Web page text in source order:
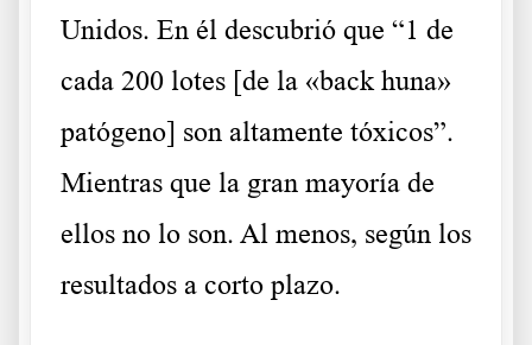
Unidos. En él descubrió que “1 de
cada 200 lotes [de la «back huna»
patógeno] son altamente tóxicos”.
Mientras que la gran mayoría de
ellos no lo son. Al menos, según los
resultados a corto plazo.